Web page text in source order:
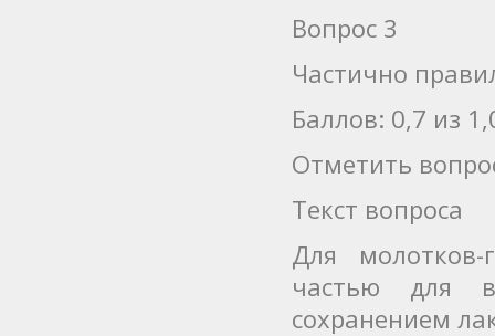
Вопрос 3
Частично
Баллов: 0,7 из
Отметить
Текст вопроса
Для
частью для
сохранением